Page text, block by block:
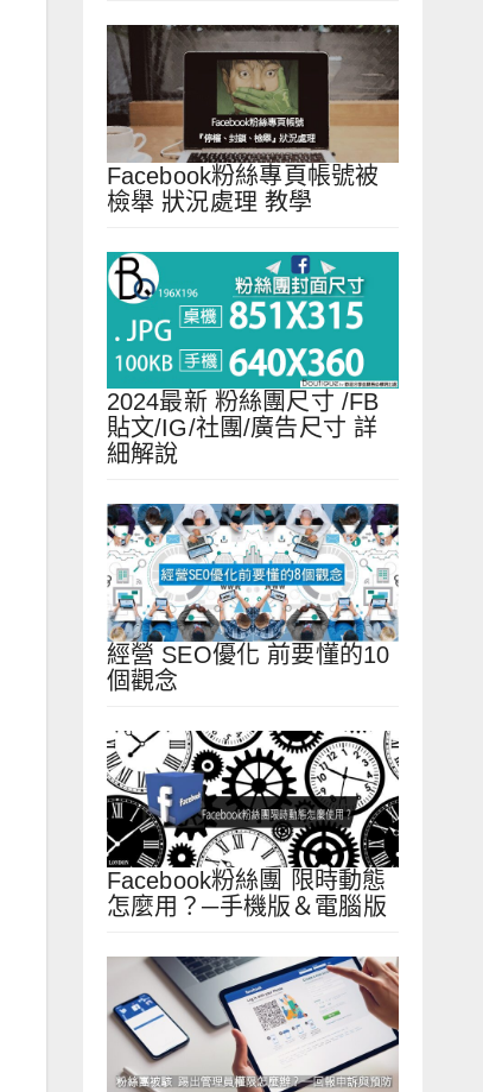
Facebook粉絲專頁帳號被
檢舉 狀況處理 教學
2024最新 粉絲團尺寸 /FB
貼文/IG/社團/廣告尺寸 詳
細解說
經營 SEO優化 前要懂的10
個觀念
Facebook粉絲團 限時動態
怎麼用？─手機版＆電腦版